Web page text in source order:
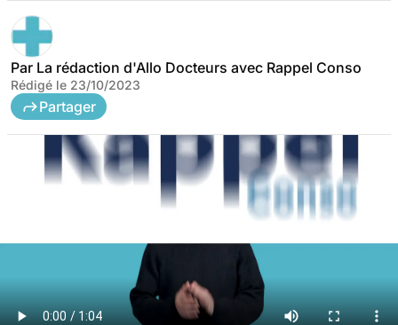
Par La rédaction d'Allo Docteurs avec Rappel Conso
Rédigé le 23/10/2023
Partager